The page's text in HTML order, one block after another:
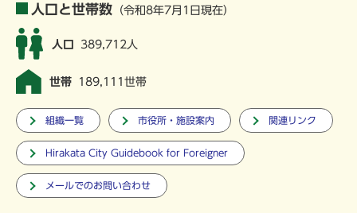
人口と世帯数 （令和8年7月1日現在）
人口 389,712人
世帯 189,111世帯
組織一覧 市役所・施設案内 関連リンク
Hirakata City Guidebook for Foreigner
メールでのお問い合わせ